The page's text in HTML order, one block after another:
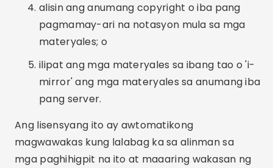
alisin ang anumang copyright o iba pang
pagmamay-ari na notasyon mula sa mga
materyales; o
ilipat ang mga materyales sa ibang tao o 'i-
mirror' ang mga materyales sa anumang iba
pang server.
Ang lisensyang ito ay awtomatikong
magwawakas kung lalabag ka sa alinman sa
mga paghihigpit na ito at maaaring wakasan ng